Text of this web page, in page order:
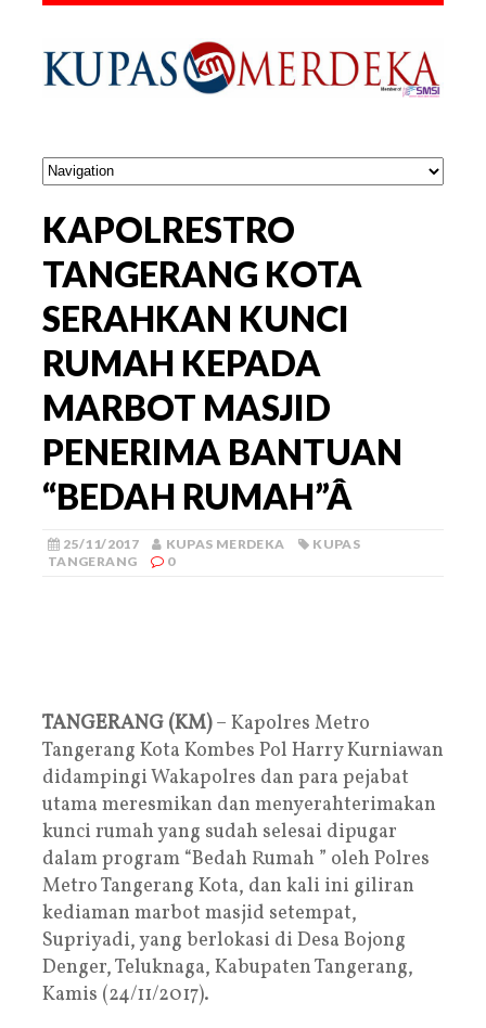
KAPOLRESTRO
TANGERANG KOTA
SERAHKAN KUNCI
RUMAH KEPADA
MARBOT MASJID
PENERIMA BANTUAN
“BEDAH RUMAH”Â
25/11/2017 KUPAS MERDEKA
KUPAS
TANGERANG
0
TANGERANG (KM)– Kapolres Metro
Tangerang Kota Kombes Pol Harry Kurniawan
didampingi Wakapolres dan para pejabat
utama meresmikan dan menyerahterimakan
kunci rumah yang sudah selesai dipugar
dalam program “Bedah Rumah ” oleh Polres
Metro Tangerang Kota, dan kali ini giliran
kediaman marbot masjid setempat,
Supriyadi, yang berlokasi di Desa Bojong
Denger, Teluknaga, Kabupaten Tangerang,
Kamis (24/11/2017).